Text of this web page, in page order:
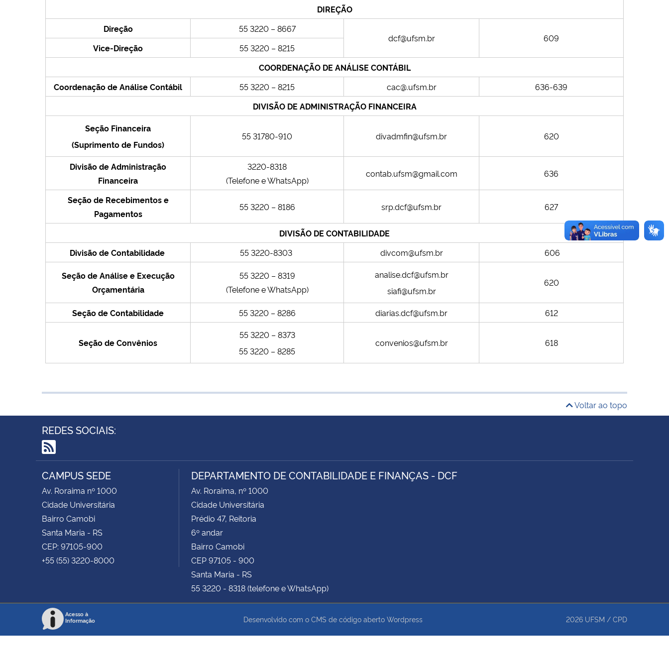
DIREÇÃO
Direção
55 3220 – 8667
dcf@ufsm.br
609
Vice-Direção
55 3220 – 8215
COORDENAÇÃO DE ANÁLISE CONTÁBIL
Coordenação de Análise Contábil
55 3220 – 8215 cac@.ufsm.br
636-639
DIVISÃO DE ADMINISTRAÇÃO FINANCEIRA
Seção Financeira
(Suprimento de Fundos)
55 31780-910 divadmfin@ufsm.br 620
Divisão de Administração
Financeira
3220-8318
(Telefone e WhatsApp)
contab.ufsm@gmail.com 636
Seção de Recebimentos e
Pagamentos
55 3220 – 8186 srp.dcf@ufsm.br 627
DIVISÃO DE CONTABILIDADE
Divisão de Contabilidade
55 3220-8303 divcom@ufsm.br 606
Seção de Análise e Execução
Orçamentária
55 3220 – 8319
(Telefone e WhatsApp)
analise.dcf@ufsm.br
siafi@ufsm.br
620
Seção de Contabilidade 55 3220 – 8286 diarias.dcf@ufsm.br 612
Seção de Convênios
55 3220 – 8373
55 3220 – 8285
convenios@ufsm.br 618
Voltar ao topo
REDES SOCIAIS:
RSS
CAMPUS SEDE
Av. Roraima nº 1000
Cidade Universitária
Bairro Camobi
Santa Maria - RS
CEP: 97105-900
+55 (55) 3220-8000
DEPARTAMENTO DE CONTABILIDADE E FINANÇAS - DCF
Av. Roraima, nº 1000
Cidade Universitária
Prédio 47, Reitoria
6º andar
Bairro Camobi
CEP 97105 - 900
Santa Maria - RS
55 3220 - 8318 (telefone e WhatsApp)
Acesso à
Informação
Desenvolvido com o CMS de código aberto Wordpress 2026 UFSM / CPD